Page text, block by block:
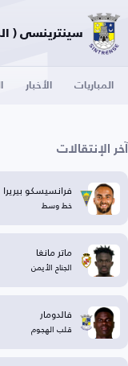
سينترينسي ( البرتغال )
المباريات الأخبار
آخر الإنتقالات
فرانسيسكو بيريرا
خط وسط
ماتر مانغا
الجناح الأيمن
فالدومار
قلب الهجوم